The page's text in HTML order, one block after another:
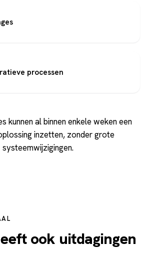
processen
kunnen al binnen enkele weken een
inzetten, zonder grote
systeemwijzigingen.
ook uitdagingen